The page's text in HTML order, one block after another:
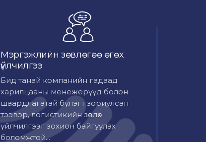
Мэргэжлийн зөвлөгөө өгөх
үйлчилгээ
Бид танай компанийн гадаад
харилцааны менежерүүд болон
шаардлагатай бүлэгт зориулсан
тээвэр, логистикийн зөвлөх
үйлчилгээг зохион байгуулах
боломжтой...